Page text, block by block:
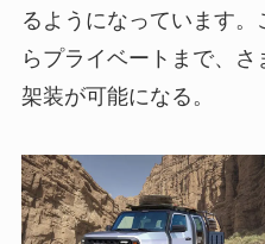
るようになっています
らプライベートまで、
架装が可能になる。